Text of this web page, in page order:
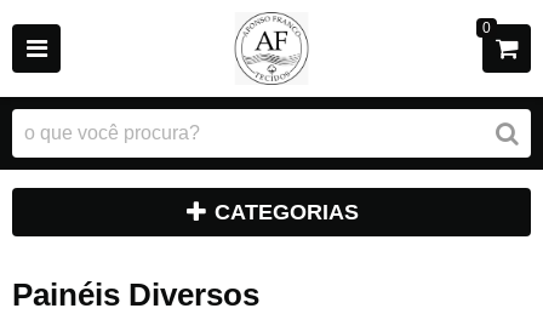
0
CATEGORIAS
Painéis Diversos